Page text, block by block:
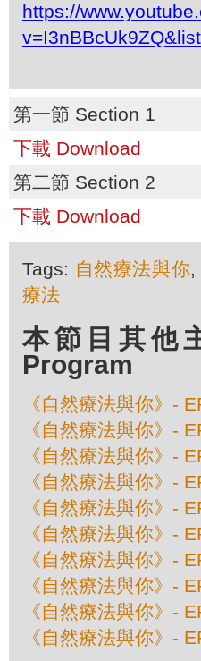
https://
第一節 Section 1
下載 Download
第二節 Section 2
下載 Download
Tags: 自然療法與你,
療法
本節目其他
Program
《自然療法與你》-
《自然療法與你》-
《自然療法與你》-
《自然療法與你》-
《自然療法與你》-
《自然療法與你》-
《自然療法與你》-
《自然療法與你》-
《自然療法與你》-
《自然療法與你》-